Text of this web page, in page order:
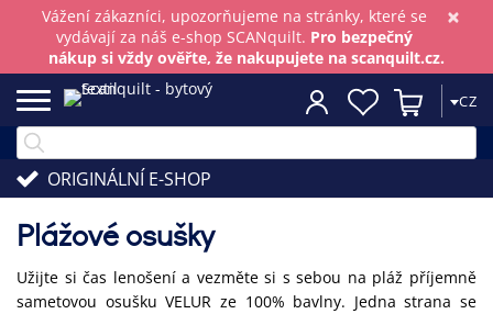
×
Vážení zákazníci, upozorňujeme na stránky, které se
vydávají za náš e-shop SCANquilt. Pro bezpečný
nákup si vždy ověřte, že nakupujete na scanquilt.cz.
CZ
ORIGINÁLNÍ E-SHOP
Plážové osušky
Užijte si čas lenošení a vezměte si s sebou na pláž příjemně
sametovou osušku VELUR ze 100% bavlny. Jedna strana se